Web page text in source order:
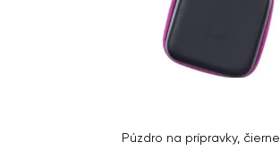
Púzdro na prípravky, čierne